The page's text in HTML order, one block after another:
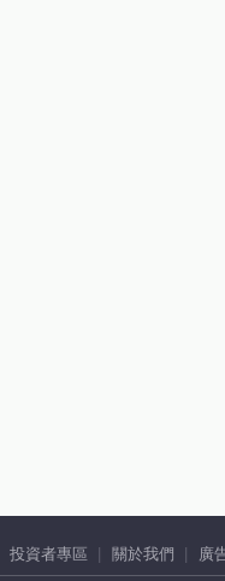
投資者專區 關於我們 廣